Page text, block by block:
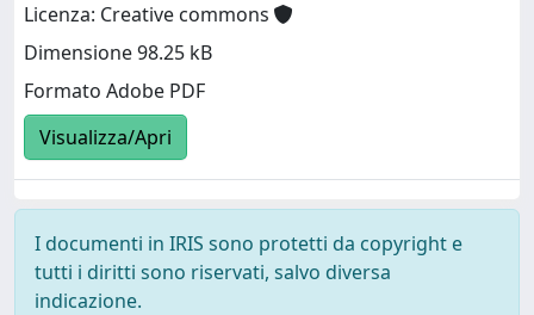
Licenza: Creative commons
Dimensione 98.25 kB
Formato Adobe PDF
Visualizza/Apri
I documenti in IRIS sono protetti da copyright e
tutti i diritti sono riservati, salvo diversa
indicazione.